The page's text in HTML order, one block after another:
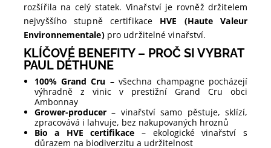
rozšířila na celý statek. Vinařství je rovněž držitelem
nejvyššího stupně certifikace HVE (Haute Valeur
Environnementale)pro udržitelné vinařství.
KLÍČOVÉ BENEFITY – PROČ SI VYBRAT
PAUL DÉTHUNE
100% Grand Cru – všechna champagne pocházejí
výhradně z vinic v prestižní Grand Cru obci
Ambonnay
Grower-producer– vinařství samo pěstuje, sklízí,
zpracovává i lahvuje, bez nakupovaných hroznů
Bio a HVE certifikace – ekologické vinařství s
důrazem na biodiverzitu a udržitelnost